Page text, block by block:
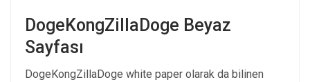
DogeKongZillaDoge Beyaz
Sayfası
DogeKongZillaDoge white paper olarak da bilinen